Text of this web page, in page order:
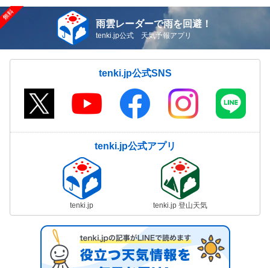
雨雲レーダーで雨を回避！
tenki.jp公式 天気予報アプリ
tenki.jp公式SNS
tenki.jp公式アプリ
tenki.jp tenki.jp 登山天気